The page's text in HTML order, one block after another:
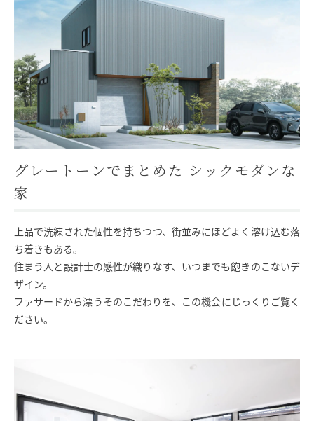
モデルハウス イベント参加
資料請求
SAWAMURAリフォーム
グレートーンでまとめた シックモダンな
家
上品で洗練された個性を持ちつつ、街並みにほどよく溶け込む落
ち着きもある。
住まう人と設計士の感性が織りなす、いつまでも飽きのこないデ
ザイン。
ファサードから漂うそのこだわりを、この機会にじっくりご覧く
ださい。